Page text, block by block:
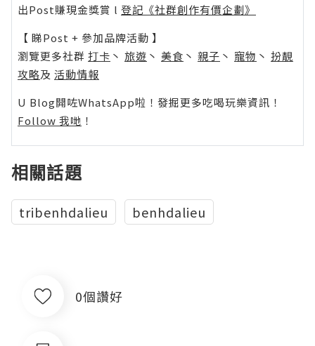
出Post賺現金獎賞 l 登記《社群創作有價企劃》
【 睇Post + 參加品牌活動 】
瀏覽更多社群 打卡 丶 旅遊 丶 美食 丶 親子 丶 寵物 丶 扮靚
攻略及 活動情報
U Blog開咗WhatsApp啦！發掘更多吃喝玩樂資訊！
Follow 我哋 ！
相關話題
tribenhdalieu benhdalieu
0個讚好